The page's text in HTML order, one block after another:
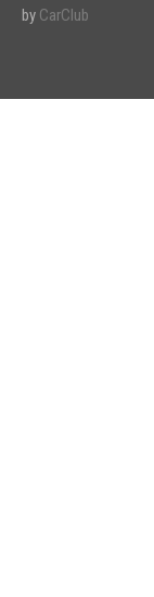
by CarClub